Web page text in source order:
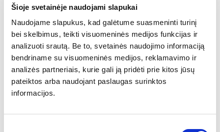
Šioje svetainėje naudojami slapukai
Naudojame slapukus, kad galėtume suasmeninti turinį
bei skelbimus, teikti visuomeninės medijos funkcijas ir
analizuoti srautą. Be to, svetainės naudojimo informaciją
bendriname su visuomeninės medijos, reklamavimo ir
analizės partneriais, kurie gali ją pridėti prie kitos jūsų
pateiktos arba naudojant paslaugas surinktos
informacijos.
darbo aplinką
Papildoma informacija
Kontaktinis asmuo – Agnė, +370 616 16
316,agne.jankute@amston.lt
Siekdami užtikrinti sklandų atrankos procesą
informuojame, kad susisieksime tik su labiausiai